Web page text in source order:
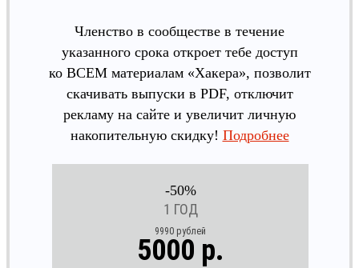
Членство в сообществе в течение
указанного срока откроет тебе доступ
ко ВСЕМ материалам «Хакера», позволит
скачивать выпуски в PDF, отключит
рекламу на сайте и увеличит личную
накопительную скидку! Подробнее
-50%
1 ГОД
9990 рублей
5000 р.